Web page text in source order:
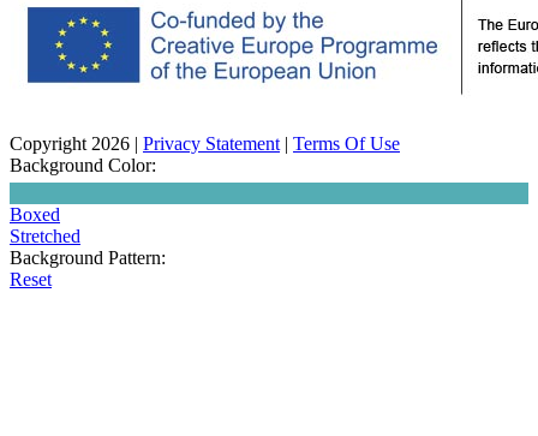
Copyright 2026 | Privacy Statement | Terms Of Use
Background Color:
Boxed
Stretched
Background Pattern:
Reset